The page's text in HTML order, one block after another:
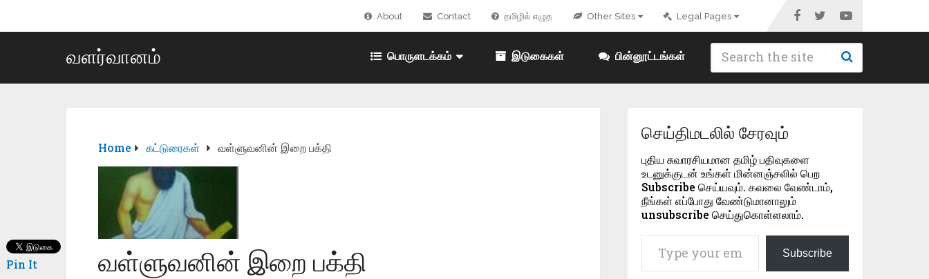
About Contact தமிழில் எழுத Other Sites Legal Pages
வளர்வானம் பொருளடக்கம் இடுகைகள் பின்னூட்டங்கள்
Home கட்டுரைகள் வள்ளுவனின் இறை பக்தி
வள்ளுவனின் இறை பக்தி
Pin It
செய்திமடலில் சேரவும்
புதிய சுவாரசியமான தமிழ் பதிவுகளை
உடனுக்குடன் உங்கள் மின்னஞ்சலில் பெற
Subscribe செய்யவும். கவலை வேண்டாம்,
நீங்கள் எப்போது வேண்டுமானாலும்
unsubscribe செய்துகொள்ளலாம்.
Type your email…
Subscribe